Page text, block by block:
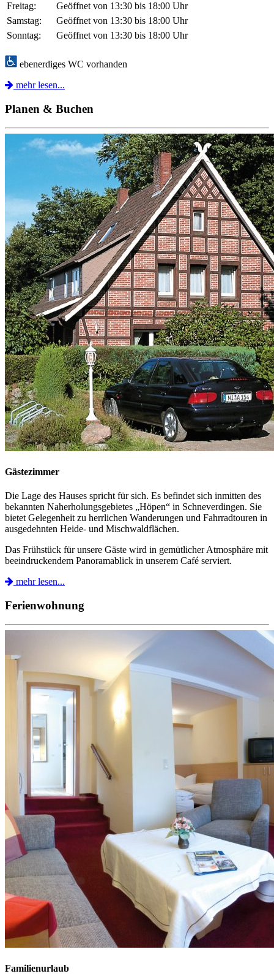
Freitag:
Geöffnet von 13:30 bis 18:00 Uhr
Samstag:
Geöffnet von 13:30 bis 18:00 Uhr
Sonntag:
Geöffnet von 13:30 bis 18:00 Uhr
ebenerdiges WC vorhanden
mehr lesen...
Planen & Buchen
Gästezimmer
Die Lage des Hauses spricht für sich. Es befindet sich inmitten des
bekannten Naherholungsgebietes „Höpen“ in Schneverdingen. Sie
bietet Gelegenheit zu herrlichen Wanderungen und Fahrradtouren in
ausgedehnten Heide- und Mischwaldflächen.
Das Frühstück für unsere Gäste wird in gemütlicher Atmosphäre mit
beeindruckendem Panoramablick in unserem Café serviert.
mehr lesen...
Ferienwohnung
Familienurlaub